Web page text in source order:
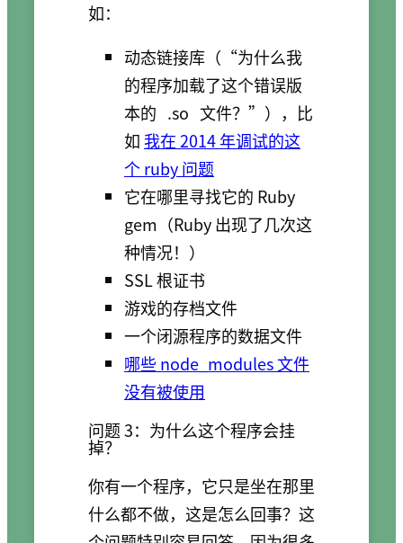
如：
动态链接库（“为什么我
的程序加载了这个错误版
本的 .so 文件？”），比
如 我在 2014 年调试的这
个 ruby 问题
它在哪里寻找它的 Ruby
gem（Ruby 出现了几次这
种情况！）
SSL 根证书
游戏的存档文件
一个闭源程序的数据文件
哪些 node_modules 文件
没有被使用
问题 3：为什么这个程序会挂
掉？
你有一个程序，它只是坐在那里
什么都不做，这是怎么回事？这